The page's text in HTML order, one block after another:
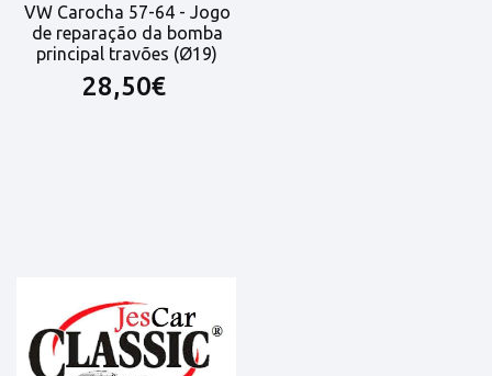
VW Carocha 57-64 - Jogo
de reparação da bomba
principal travões (Ø19)
28,50€